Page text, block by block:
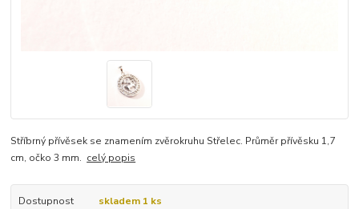
Stříbrný přívěsek se znamením zvěrokruhu Střelec. Průměr přívěsku 1,7
cm, očko 3 mm. celý popis
Dostupnost skladem 1 ks